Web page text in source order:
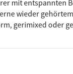
on a jetplane
mit entspannten
wieder
gerimixed oder